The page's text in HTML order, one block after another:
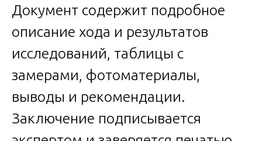
Документ содержит подробное
описание хода и результатов
исследований, таблицы с
замерами, фотоматериалы,
выводы и рекомендации.
Заключение подписывается